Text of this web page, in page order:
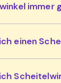
immer
einen